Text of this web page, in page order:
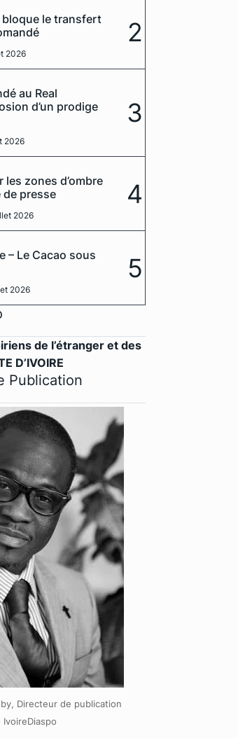
bloque le transfert
2026
2
au Real
d’un prodige
2026
3
les zones d’ombre
de presse
2026
4
– Le Cacao sous
2026
5
de l’étranger et des
D’IVOIRE
Publication
Directeur de publication
IvoireDiaspo